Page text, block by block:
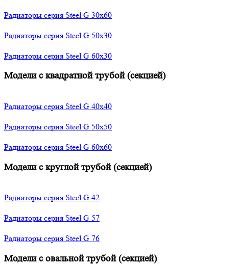
Радиаторы серия Steel G 30х60
Радиаторы серия Steel G 50х30
Радиаторы серия Steel G 60х30
Модели с квадратной трубой (секцией)
Радиаторы серия Steel G 40х40
Радиаторы серия Steel G 50х50
Радиаторы серия Steel G 60х60
Модели с круглой трубой (секцией)
Радиаторы серия Steel G 42
Радиаторы серия Steel G 57
Радиаторы серия Steel G 76
Модели с овальной трубой (секцией)